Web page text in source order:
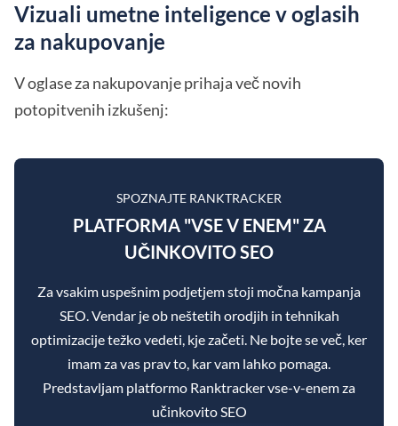
Vizuali umetne inteligence v oglasih
za nakupovanje
V oglase za nakupovanje prihaja več novih
potopitvenih izkušenj:
SPOZNAJTE RANKTRACKER
PLATFORMA "VSE V ENEM" ZA
UČINKOVITO SEO
Za vsakim uspešnim podjetjem stoji močna kampanja
SEO. Vendar je ob neštetih orodjih in tehnikah
optimizacije težko vedeti, kje začeti. Ne bojte se več, ker
imam za vas prav to, kar vam lahko pomaga.
Predstavljam platformo Ranktracker vse-v-enem za
učinkovito SEO